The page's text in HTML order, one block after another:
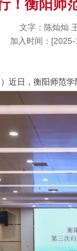
！衡阳
文字：陈灿灿
加入时间：
近日，衡阳师范学